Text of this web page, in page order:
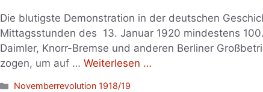
Die blutigste Demonstration in der deutschen
Mittagsstunden des 13. Januar 1920 mindestens
Daimler, Knorr-Bremse und anderen Berliner
zogen, um auf … Weiterlesen …
Kategorien
Novemberrevolution 1918/19